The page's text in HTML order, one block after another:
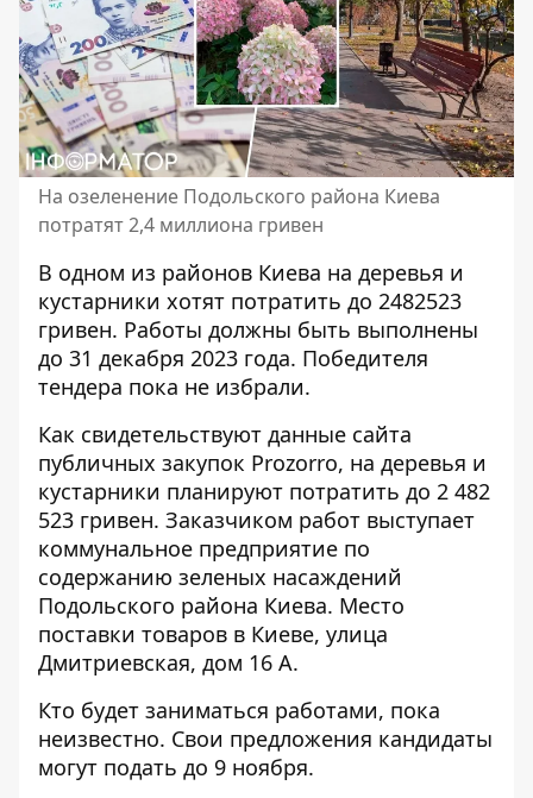
На озеленение Подольского района Киева
потратят 2,4 миллиона гривен
В одном из районов Киева на деревья и
кустарники хотят потратить до 2482523
гривен. Работы должны быть выполнены
до 31 декабря 2023 года. Победителя
тендера пока не избрали.
Как свидетельствуют данные сайта
публичных закупок Prozorro, на деревья и
кустарники планируют потратить до 2 482
523 гривен. Заказчиком работ выступает
коммунальное предприятие по
содержанию зеленых насаждений
Подольского района Киева. Место
поставки товаров в Киеве, улица
Дмитриевская, дом 16 А.
Кто будет заниматься работами, пока
неизвестно. Свои предложения кандидаты
могут подать до 9 ноября.